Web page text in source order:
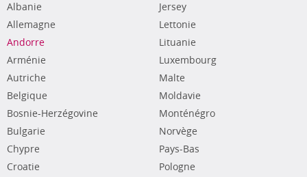
Albanie
Allemagne
Andorre
Arménie
Autriche
Belgique
Bosnie-Herzégovine
Bulgarie
Chypre
Croatie
Jersey
Lettonie
Lituanie
Luxembourg
Malte
Moldavie
Monténégro
Norvège
Pays-Bas
Pologne